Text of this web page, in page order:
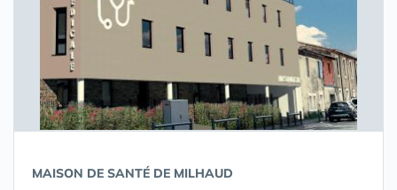
MAISON DE SANTÉ DE MILHAUD